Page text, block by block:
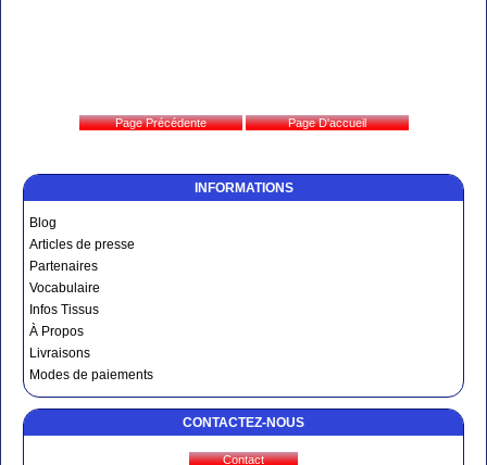
INFORMATIONS
Blog
Articles de presse
Partenaires
Vocabulaire
Infos Tissus
À Propos
Livraisons
Modes de paiements
CONTACTEZ-NOUS